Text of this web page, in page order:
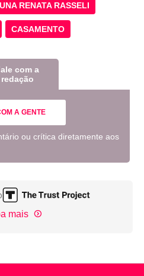
RENATA RASSELI
CASAMENTO
com a
redação
A GENTE
ou crítica diretamente aos
mais